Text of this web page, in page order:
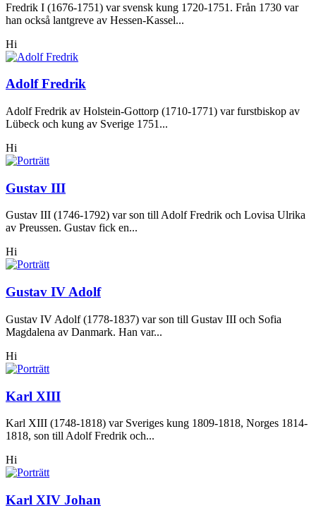
Fredrik I (1676-1751) var svensk kung 1720-1751. Från 1730 var
han också lantgreve av Hessen-Kassel...
Hi
Adolf Fredrik
Adolf Fredrik av Holstein-Gottorp (1710-1771) var furstbiskop av
Lübeck och kung av Sverige 1751...
Hi
Gustav III
Gustav III (1746-1792) var son till Adolf Fredrik och Lovisa Ulrika
av Preussen. Gustav fick en...
Hi
Gustav IV Adolf
Gustav IV Adolf (1778-1837) var son till Gustav III och Sofia
Magdalena av Danmark. Han var...
Hi
Karl XIII
Karl XIII (1748-1818) var Sveriges kung 1809-1818, Norges 1814-
1818, son till Adolf Fredrik och...
Hi
Karl XIV Johan